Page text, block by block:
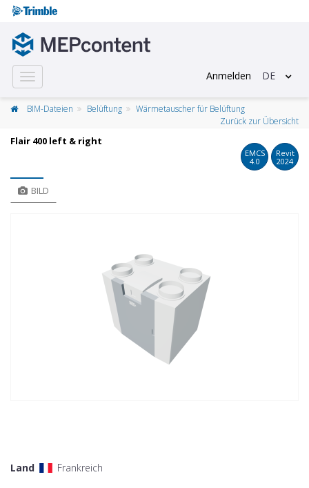
Toggle
navigation
Anmelden DE
BIM-Dateien Belüftung
Wärmetauscher für Belüftung
Zurück zur Übersicht
Flair 400 left & right
EMCS
4.0
Revit
2024
BILD
Land Frankreich